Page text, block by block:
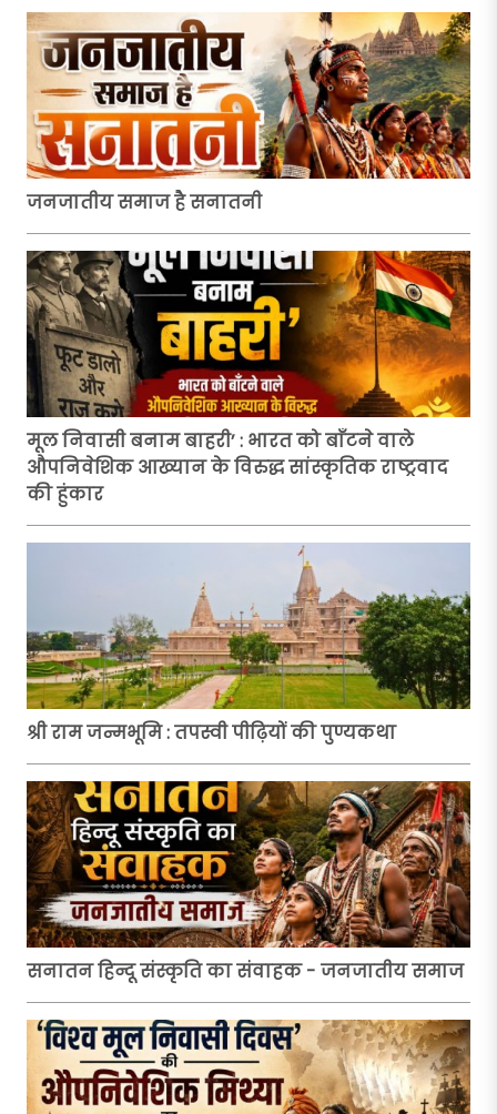
जनजातीय समाज है सनातनी
मूल निवासी बनाम बाहरी’ : भारत को बाँटने वाले
औपनिवेशिक आख्यान के विरुद्ध सांस्कृतिक राष्ट्रवाद
की हुंकार
श्री राम जन्मभूमि : तपस्वी पीढ़ियों की पुण्यकथा
सनातन हिन्दू संस्कृति का संवाहक - जनजातीय समाज